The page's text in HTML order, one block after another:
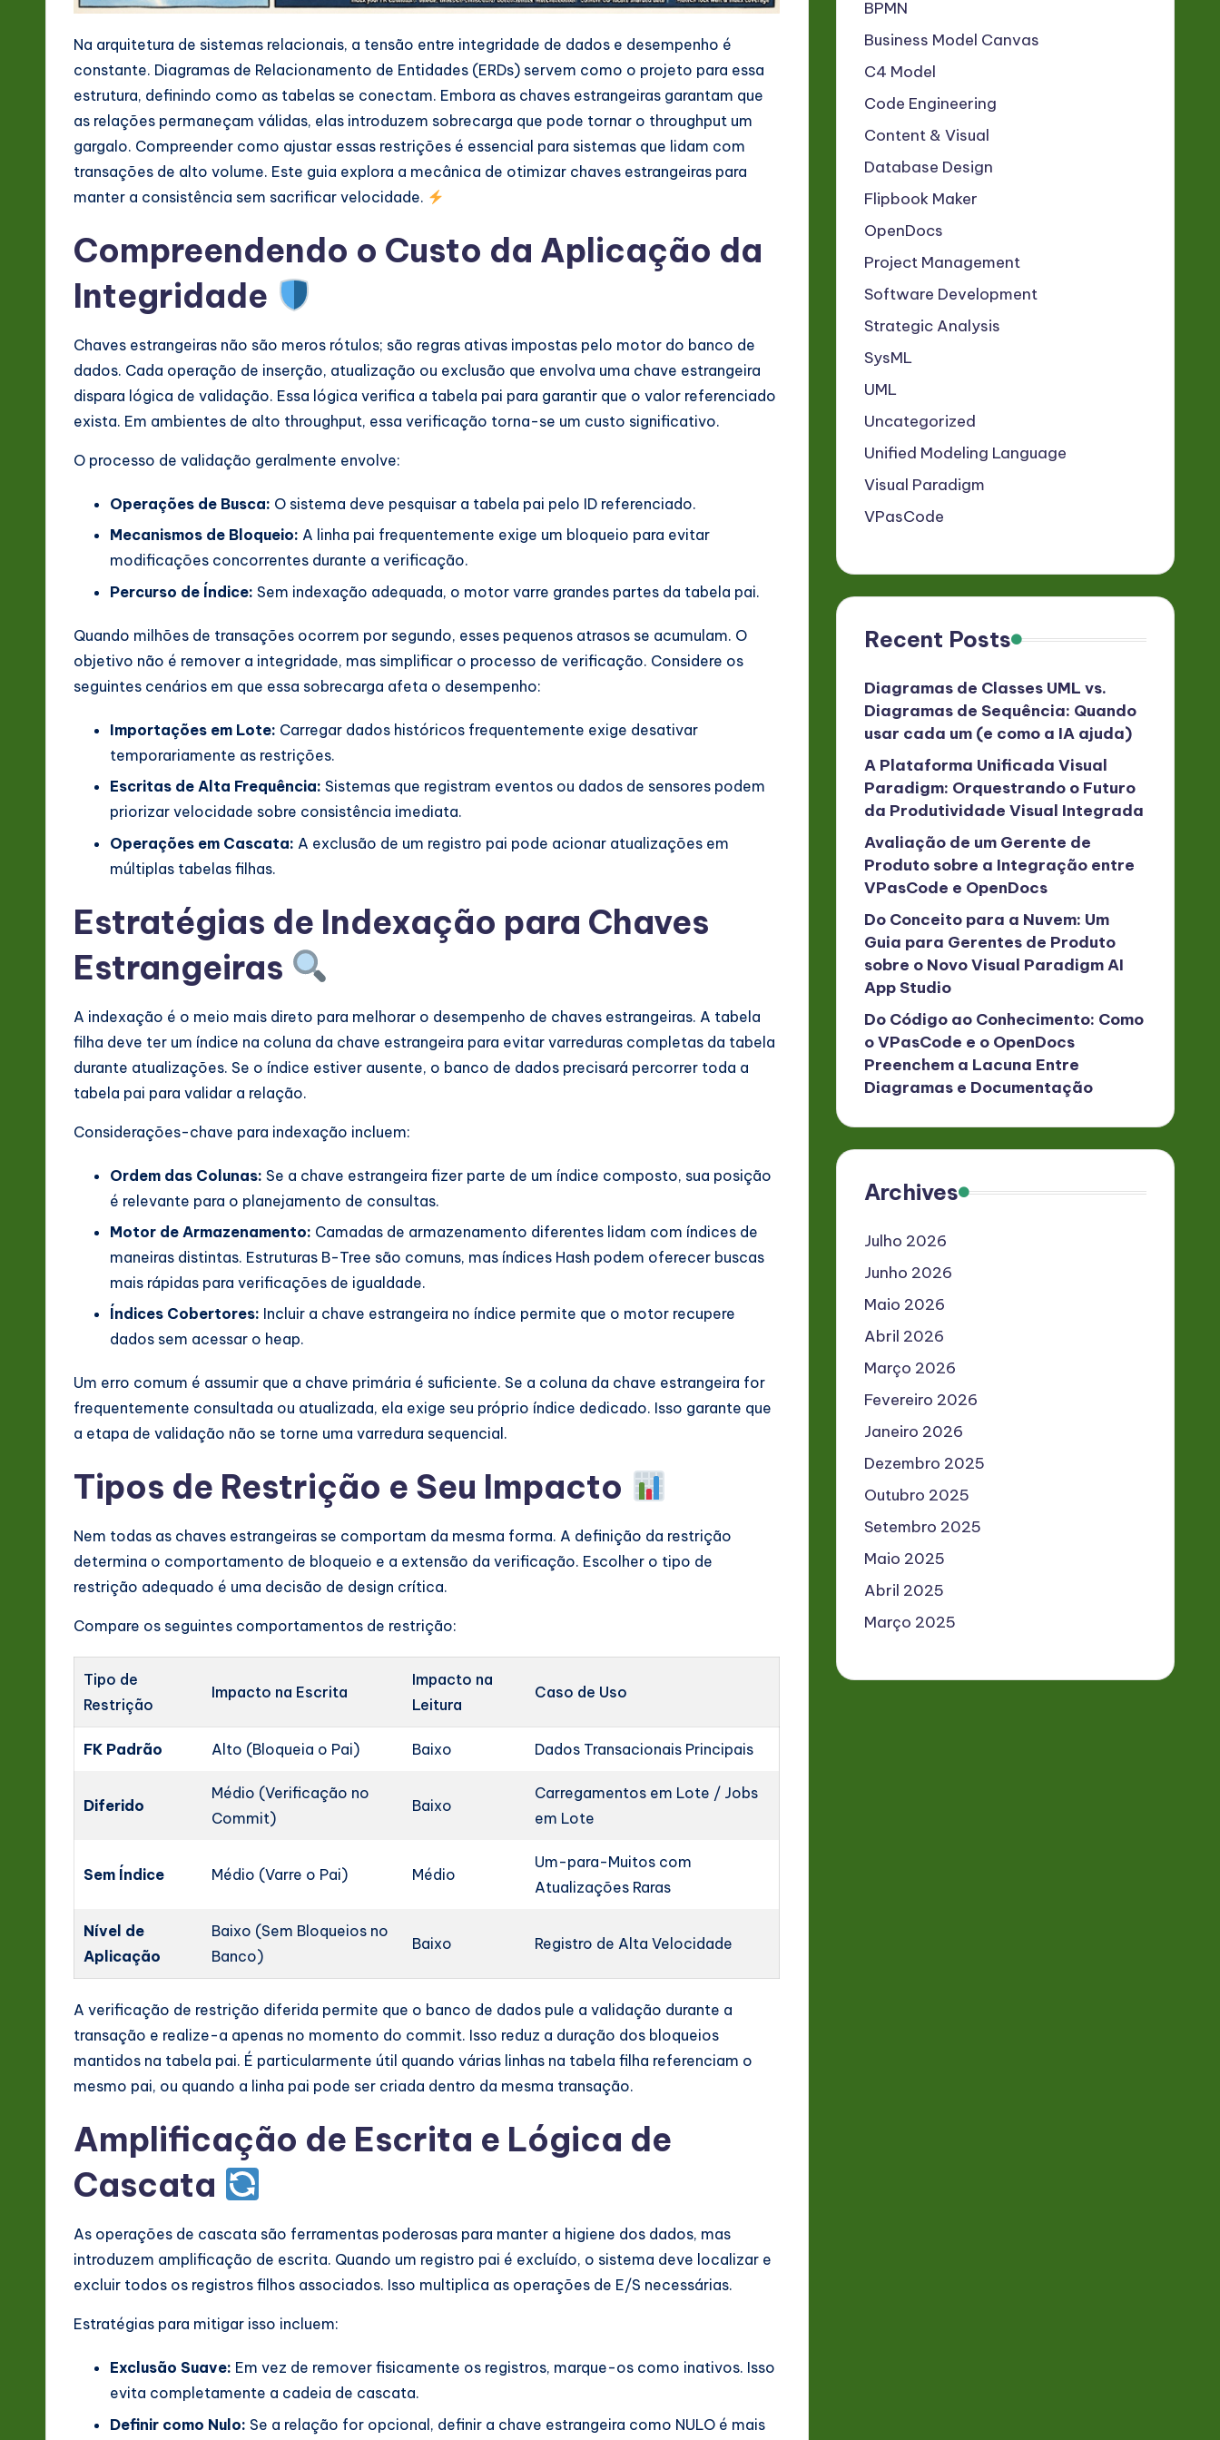
in
A
Na arquitetura de sistemas relacionais, a tensão entre integridade de dados e desempenho é
constante. Diagramas de Relacionamento de Entidades (ERDs) servem como o projeto para essa
estrutura, definindo como as tabelas se conectam. Embora as chaves estrangeiras garantam que
as relações permaneçam válidas, elas introduzem sobrecarga que pode tornar o throughput um
gargalo. Compreender como ajustar essas restrições é essencial para sistemas que lidam com
transações de alto volume. Este guia explora a mecânica de otimizar chaves estrangeiras para
manter a consistência sem sacrificar velocidade.
Compreendendo o Custo da Aplicação da
Integridade
Chaves estrangeiras não são meros rótulos; são regras ativas impostas pelo motor do banco de
dados. Cada operação de inserção, atualização ou exclusão que envolva uma chave estrangeira
dispara lógica de validação. Essa lógica verifica a tabela pai para garantir que o valor referenciado
exista. Em ambientes de alto throughput, essa verificação torna-se um custo significativo.
O processo de validação geralmente envolve:
Operações de Busca: O sistema deve pesquisar a tabela pai pelo ID referenciado.
Mecanismos de Bloqueio: A linha pai frequentemente exige um bloqueio para evitar
modificações concorrentes durante a verificação.
Percurso de Índice: Sem indexação adequada, o motor varre grandes partes da tabela pai.
Quando milhões de transações ocorrem por segundo, esses pequenos atrasos se acumulam. O
objetivo não é remover a integridade, mas simplificar o processo de verificação. Considere os
seguintes cenários em que essa sobrecarga afeta o desempenho:
Importações em Lote: Carregar dados históricos frequentemente exige desativar
temporariamente as restrições.
Escritas de Alta Frequência: Sistemas que registram eventos ou dados de sensores podem
priorizar velocidade sobre consistência imediata.
Operações em Cascata: A exclusão de um registro pai pode acionar atualizações em
múltiplas tabelas filhas.
Estratégias de Indexação para Chaves
Estrangeiras
A indexação é o meio mais direto para melhorar o desempenho de chaves estrangeiras. A tabela
filha deve ter um índice na coluna da chave estrangeira para evitar varreduras completas da tabela
durante atualizações. Se o índice estiver ausente, o banco de dados precisará percorrer toda a
tabela pai para validar a relação.
Considerações-chave para indexação incluem:
Ordem das Colunas: Se a chave estrangeira fizer parte de um índice composto, sua posição
é relevante para o planejamento de consultas.
Motor de Armazenamento: Camadas de armazenamento diferentes lidam com índices de
maneiras distintas. Estruturas B-Tree são comuns, mas índices Hash podem oferecer buscas
mais rápidas para verificações de igualdade.
Índices Cobertores: Incluir a chave estrangeira no índice permite que o motor recupere
dados sem acessar o heap.
Um erro comum é assumir que a chave primária é suficiente. Se a coluna da chave estrangeira for
frequentemente consultada ou atualizada, ela exige seu próprio índice dedicado. Isso garante que
a etapa de validação não se torne uma varredura sequencial.
Tipos de Restrição e Seu Impacto
Nem todas as chaves estrangeiras se comportam da mesma forma. A definição da restrição
determina o comportamento de bloqueio e a extensão da verificação. Escolher o tipo de
restrição adequado é uma decisão de design crítica.
Compare os seguintes comportamentos de restrição:
Tipo de
Restrição
Impacto na Escrita
Impacto na
Leitura
Caso de Uso
FK Padrão Alto (Bloqueia o Pai) Baixo Dados Transacionais Principais
Diferido
Médio (Verificação no
Commit)
Baixo
Carregamentos em Lote / Jobs
em Lote
Sem Índice Médio (Varre o Pai) Médio
Um-para-Muitos com
Atualizações Raras
Nível de
Aplicação
Baixo (Sem Bloqueios no
Banco)
Baixo Registro de Alta Velocidade
A verificação de restrição diferida permite que o banco de dados pule a validação durante a
transação e realize-a apenas no momento do commit. Isso reduz a duração dos bloqueios
mantidos na tabela pai. É particularmente útil quando várias linhas na tabela filha referenciam o
mesmo pai, ou quando a linha pai pode ser criada dentro da mesma transação.
Amplificação de Escrita e Lógica de
Cascata
As operações de cascata são ferramentas poderosas para manter a higiene dos dados, mas
introduzem amplificação de escrita. Quando um registro pai é excluído, o sistema deve localizar e
excluir todos os registros filhos associados. Isso multiplica as operações de E/S necessárias.
Estratégias para mitigar isso incluem:
Exclusão Suave: Em vez de remover fisicamente os registros, marque-os como inativos. Isso
evita completamente a cadeia de cascata.
Definir como Nulo: Se a relação for opcional, definir a chave estrangeira como NULO é mais
BPMN
Business Model Canvas
C4 Model
Code Engineering
Content & Visual
Database Design
Flipbook Maker
OpenDocs
Project Management
Software Development
Strategic Analysis
SysML
UML
Uncategorized
Unified Modeling Language
Visual Paradigm
VPasCode
Recent Posts
Diagramas de Classes UML vs.
Diagramas de Sequência: Quando
usar cada um (e como a IA ajuda)
A Plataforma Unificada Visual
Paradigm: Orquestrando o Futuro
da Produtividade Visual Integrada
Avaliação de um Gerente de
Produto sobre a Integração entre
VPasCode e OpenDocs
Do Conceito para a Nuvem: Um
Guia para Gerentes de Produto
sobre o Novo Visual Paradigm AI
App Studio
Do Código ao Conhecimento: Como
o VPasCode e o OpenDocs
Preenchem a Lacuna Entre
Diagramas e Documentação
Archives
Julho 2026
Junho 2026
Maio 2026
Abril 2026
Março 2026
Fevereiro 2026
Janeiro 2026
Dezembro 2025
Outubro 2025
Setembro 2025
Maio 2025
Abril 2025
Março 2025